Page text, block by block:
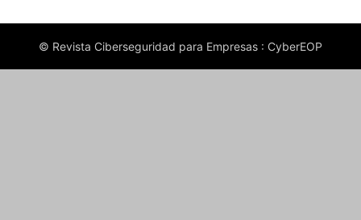
© Revista Ciberseguridad para Empresas : CyberEOP